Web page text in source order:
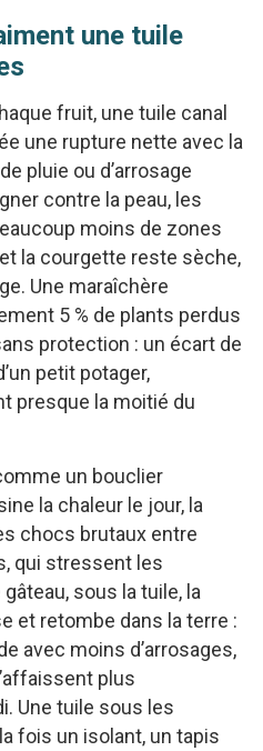
une tuile
fruit, une tuile canal
une rupture nette avec la
pluie ou d’arrosage
contre la peau, les
moins de zones
la courgette reste sèche,
Une maraîchère
5 % de plants perdus
protection : un écart de
petit potager,
presque la moitié du
un bouclier
la chaleur le jour, la
chocs brutaux entre
qui stressent les
sous la tuile, la
et retombe dans la terre :
avec moins d’arrosages,
plus
Une tuile sous les
fois un isolant, un tapis